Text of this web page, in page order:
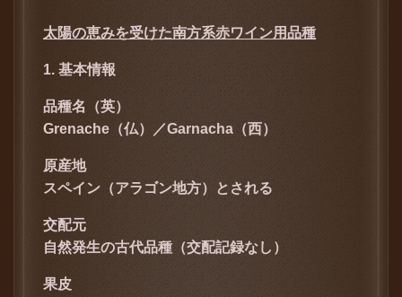
太陽の恵みを受けた南方系赤ワイン用品種
1. 基本情報
品種名（英）
Grenache（仏）／Garnacha（西）
原産地
スペイン（アラゴン地方）とされる
交配元
自然発生の古代品種（交配記録なし）
果皮